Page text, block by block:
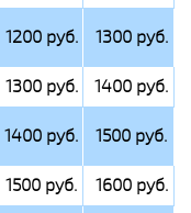
1200 руб. 1300 руб.
1300 руб.
1400 руб.
1400 руб. 1500 руб.
1500 руб.
1600 руб.